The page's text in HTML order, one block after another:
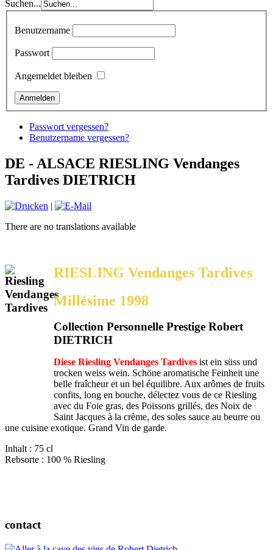
Suchen...
Benutzername
Passwort
Angemeldet bleiben
Passwort vergessen?
Benutzername vergessen?
DE - ALSACE RIESLING Vendanges
Tardives DIETRICH
|
There are no translations available
RIESLING Vendanges Tardives
Millésime 1998
Collection Personnelle Prestige Robert
DIETRICH
Diese Riesling Vendanges Tardives ist ein süss und
trocken weiss wein. Schöne aromatische Feinheit une
belle fraîcheur et un bel équilibre. Aux arômes de fruits
confits, long en bouche, délectez vous de ce Riesling
avec du Foie gras, des Poissons grillés, des Noix de
Saint Jacques à la crème, des soles sauce au beurre ou
une cuisine exotique. Grand Vin de garde.
Inhalt : 75 cl
Rebsorte : 100 % Riesling
contact